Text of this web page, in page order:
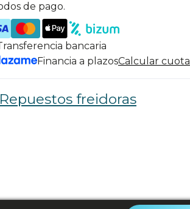
de pago.
bancaria
Financia a plazosCalcular cuota
Repuestos freidoras